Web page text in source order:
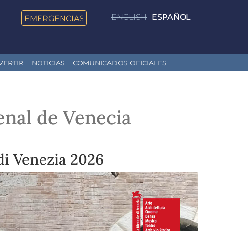
ENGLISH ESPAÑOL
EMERGENCIAS
NOTICIAS COMUNICADOS OFICIALES
de Venecia
Venezia 2026